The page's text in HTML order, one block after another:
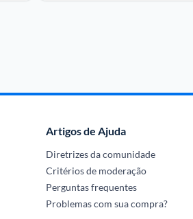
Artigos de Ajuda
Diretrizes da comunidade
Critérios de moderação
Perguntas frequentes
Problemas com sua compra?